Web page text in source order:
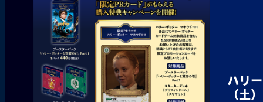
ハリ
（土